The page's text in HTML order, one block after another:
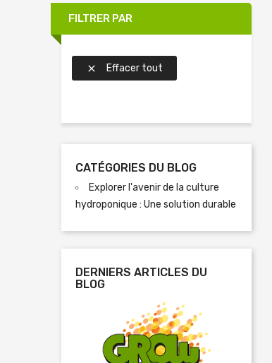
FILTRER PAR
 Effacer tout
CATÉGORIES DU BLOG
Explorer l'avenir de la culture
hydroponique : Une solution durable
DERNIERS ARTICLES DU
BLOG